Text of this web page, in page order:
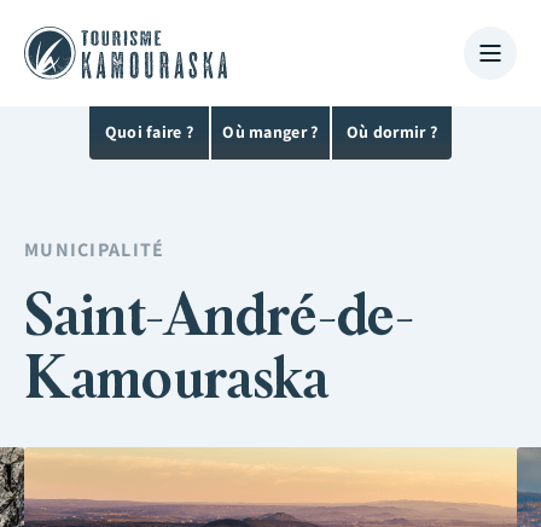
Quoi faire ? Où manger ? Où dormir ?
MUNICIPALITÉ
Saint-André-de-
Kamouraska